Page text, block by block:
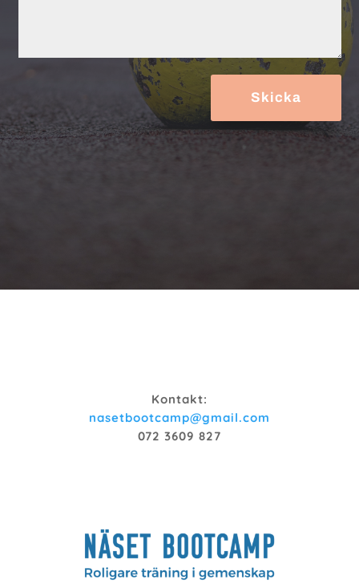
Skicka
Kontakt:
nasetbootcamp@gmail.com
072 3609 827